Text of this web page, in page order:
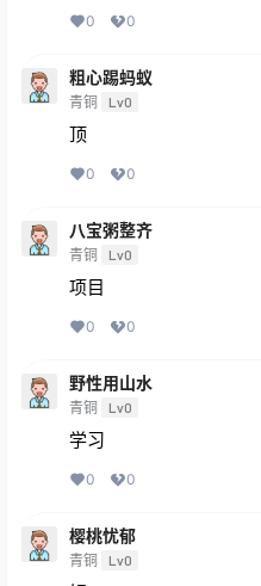
0 0
粗心踢蚂蚁
青铜 Lv0
顶
0 0
八宝粥整齐
青铜 Lv0
项目
0 0
野性用山水
青铜 Lv0
学习
0 0
樱桃忧郁
青铜 Lv0